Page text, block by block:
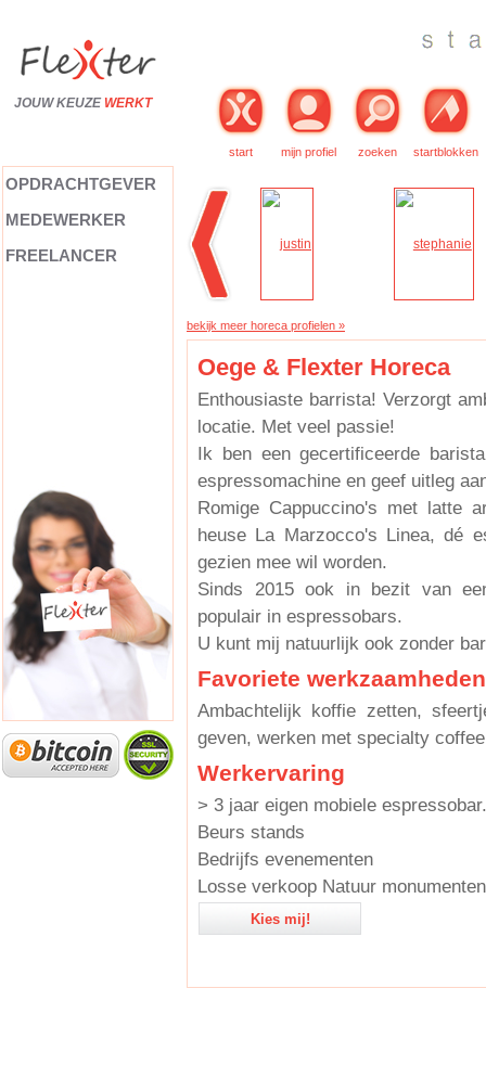
JOUW KEUZE WERKT
start mijn profiel zoeken startblokken
OPDRACHTGEVER
MEDEWERKER
FREELANCER
bekijk meer horeca profielen »
Oege & Flexter Horeca
Enthousiaste barrista! Verzorgt
locatie. Met veel passie!
Ik ben een gecertificeerde
espressomachine en geef uitleg
Romige Cappuccino's met latte
heuse La Marzocco's Linea, dé
gezien mee wil worden.
Sinds 2015 ook in bezit van
populair in espressobars.
U kunt mij natuurlijk ook zonder
Favoriete werkzaamheden
Ambachtelijk koffie zetten,
geven, werken met specialty
Werkervaring
> 3 jaar eigen mobiele espressobar.
Beurs stands
Bedrijfs evenementen
Losse verkoop Natuur
Kies mij!